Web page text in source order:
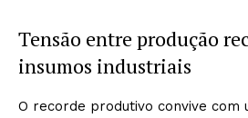
Tensão entre produção
insumos industriais
O recorde produtivo convive com